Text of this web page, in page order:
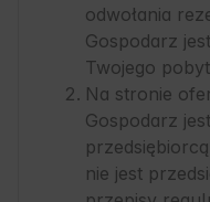
odwołania
Gospodarz
Twojego
Na stronie
Gospodarz
nie jest